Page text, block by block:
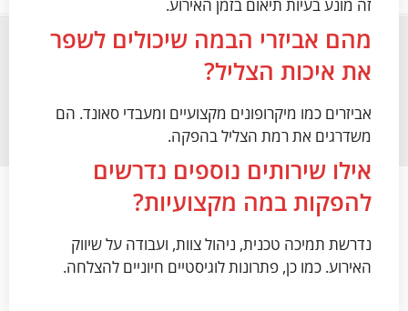
זה מונע בעיות תיאום בזמן האירוע.
מהם אביזרי הבמה שיכולים לשפר
את איכות הצליל?
אביזרים כמו מיקרופונים מקצועיים ומעבדי סאונד. הם
משדרגים את רמת הצליל בהפקה.
אילו שירותים נוספים נדרשים
להפקות במה מקצועיות?
נדרשת תמיכה טכנית, ניהול צוות, ועבודה על שיווק
האירוע. כמו כן, פתרונות לוגיסטיים חיוניים להצלחה.